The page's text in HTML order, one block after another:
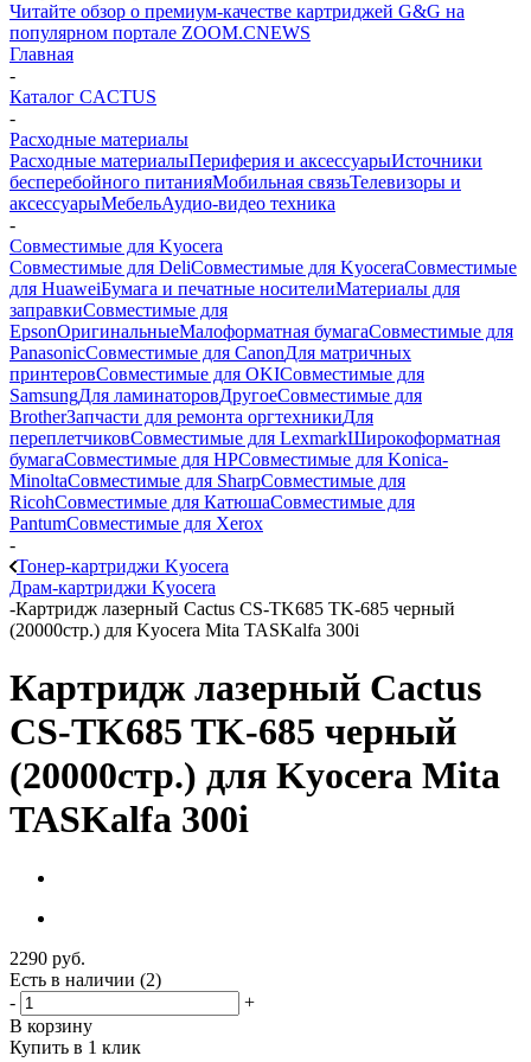
Читайте обзор о премиум-качестве картриджей G&G на
популярном портале ZOOM.CNEWS
Главная
-
Каталог CACTUS
-
Расходные материалы
Расходные материалыПериферия и аксессуарыИсточники
бесперебойного питанияМобильная связьТелевизоры и
аксессуарыМебельАудио-видео техника
-
Совместимые для Kyocera
Совместимые для DeliСовместимые для KyoceraСовместимые
для HuaweiБумага и печатные носителиМатериалы для
заправкиСовместимые для
EpsonОригинальныеМалоформатная бумагаСовместимые для
PanasonicСовместимые для CanonДля матричных
принтеровСовместимые для OKIСовместимые для
SamsungДля ламинаторовДругоеСовместимые для
BrotherЗапчасти для ремонта оргтехникиДля
переплетчиковСовместимые для LexmarkШирокоформатная
бумагаСовместимые для HPСовместимые для Konica-
MinoltaСовместимые для SharpСовместимые для
RicohСовместимые для КатюшаСовместимые для
PantumСовместимые для Xerox
-
Тонер-картриджи Kyocera
Драм-картриджи Kyocera
-Картридж лазерный Cactus CS-TK685 TK-685 черный
(20000стр.) для Kyocera Mita TASKalfa 300i
Картридж лазерный Cactus
CS-TK685 TK-685 черный
(20000стр.) для Kyocera Mita
TASKalfa 300i
2290 руб.
Есть в наличии (2)
-
+
В корзину
Купить в 1 клик